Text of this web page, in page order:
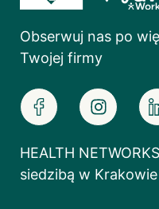
Obserwuj nas po
Twojej firmy
HEALTH
siedzibą w Krakowie